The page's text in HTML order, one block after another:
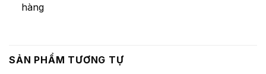
hàng
SẢN PHẨM TƯƠNG TỰ